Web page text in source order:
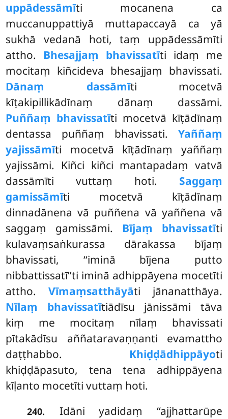
uppādessāmīti mocanena ca
muccanuppattiyā muttapaccayā ca yā
sukhā vedanā hoti, taṃ uppādessāmīti
attho. Bhesajjaṃ bhavissatīti idaṃ me
mocitaṃ kiñcideva bhesajjaṃ bhavissati.
Dānaṃ dassāmīti mocetvā
kīṭakipillikādīnaṃ dānaṃ dassāmi.
Puññaṃ bhavissatīti mocetvā kīṭādīnaṃ
dentassa puññaṃ bhavissati. Yaññaṃ
yajissāmīti mocetvā kīṭādīnaṃ yaññaṃ
yajissāmi. Kiñci kiñci mantapadaṃ vatvā
dassāmīti vuttaṃ hoti. Saggaṃ
gamissāmīti mocetvā kīṭādīnaṃ
dinnadānena vā puññena vā yaññena vā
saggaṃ gamissāmi. Bījaṃ bhavissatīti
kulavaṃsaṅkurassa dārakassa bījaṃ
bhavissati, ‘‘iminā bījena putto
nibbattissatī’’ti iminā adhippāyena mocetīti
attho. Vīmaṃsatthāyāti jānanatthāya.
Nīlaṃ bhavissatītiādīsu jānissāmi tāva
kiṃ me mocitaṃ nīlaṃ bhavissati
pītakādīsu aññataravaṇṇanti evamattho
daṭṭhabbo. Khiḍḍādhippāyoti
khiḍḍāpasuto, tena tena adhippāyena
kīḷanto mocetīti vuttaṃ hoti.
240. Idāni yadidaṃ ‘‘ajjhattarūpe